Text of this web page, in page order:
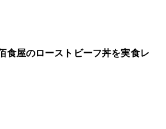
食屋のローストビーフ丼を実食レ